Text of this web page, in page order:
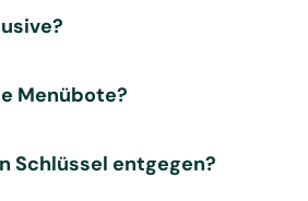
Menübote?
Schlüssel entgegen?